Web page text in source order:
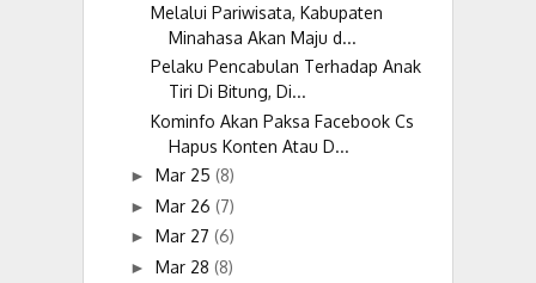
Melalui Pariwisata, Kabupaten
Minahasa Akan Maju d...
Pelaku Pencabulan Terhadap Anak
Tiri Di Bitung, Di...
Kominfo Akan Paksa Facebook Cs
Hapus Konten Atau D...
► Mar 25 (8)
► Mar 26 (7)
► Mar 27 (6)
► Mar 28 (8)